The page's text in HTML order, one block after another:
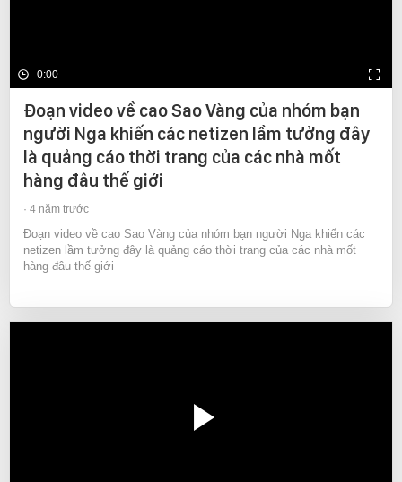
0:00
Đoạn video về cao Sao Vàng của nhóm bạn
người Nga khiến các netizen lầm tưởng đây
là quảng cáo thời trang của các nhà mốt
hàng đâu thế giới
4 năm trước
Đoạn video về cao Sao Vàng của nhóm bạn người Nga khiến các
netizen lầm tưởng đây là quảng cáo thời trang của các nhà mốt
hàng đâu thế giới